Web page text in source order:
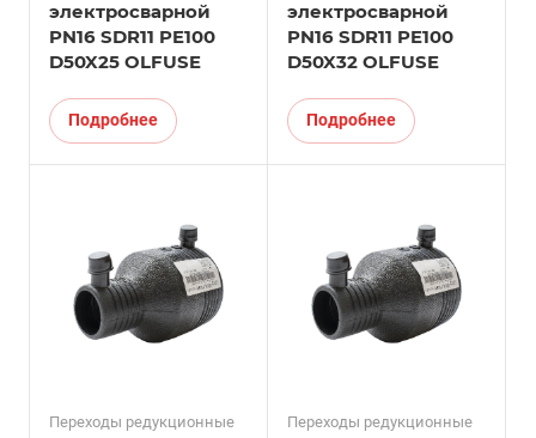
электросварной
PN16 SDR11 PE100
D50X25 OLFUSE
Подробнее
электросварной
PN16 SDR11 PE100
D50X32 OLFUSE
Подробнее
Переходы редукционные Переходы редукционные